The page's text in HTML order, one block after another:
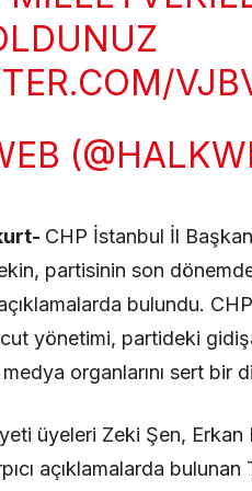
CHP İstanbul İl
partisinin son
bulundu.
yönetimi, partideki
organlarını sert bir
üyeleri Zeki Şen,
açıklamalarda